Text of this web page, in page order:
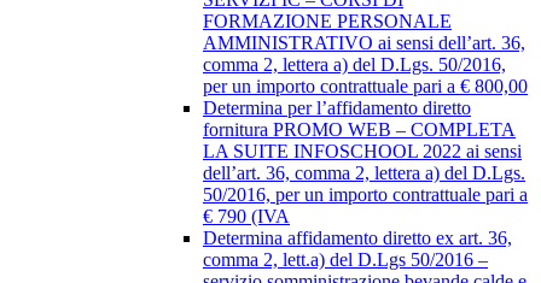
FORMAZIONE PERSONALE
AMMINISTRATIVO ai sensi dell’art. 36,
comma 2, lettera a) del D.Lgs. 50/2016,
per un importo contrattuale pari a € 800,00
Determina per l’affidamento diretto
fornitura PROMO WEB – COMPLETA
LA SUITE INFOSCHOOL 2022 ai sensi
dell’art. 36, comma 2, lettera a) del D.Lgs.
50/2016, per un importo contrattuale pari a
€ 790 (IVA
Determina affidamento diretto ex art. 36,
comma 2, lett.a) del D.Lgs 50/2016 –